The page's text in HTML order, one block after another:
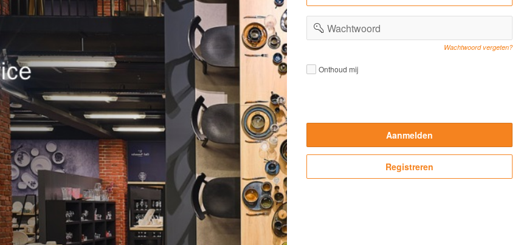
Required)
Wachtwoord
(Value
Required)
Wachtwoord vergeten?
Remember
me
Remember
Onthoud mij
Aanmelden
Registreren